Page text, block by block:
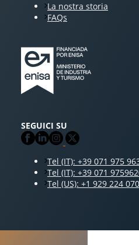
La nostra storia
FAQs
SEGUICI SU
Tel (IT): +39 071 975
Tel (IT): +39 071
Tel (US): +1 929 224